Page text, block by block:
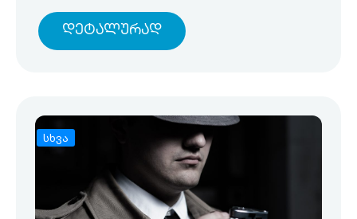
Დეტალურად
სხვა